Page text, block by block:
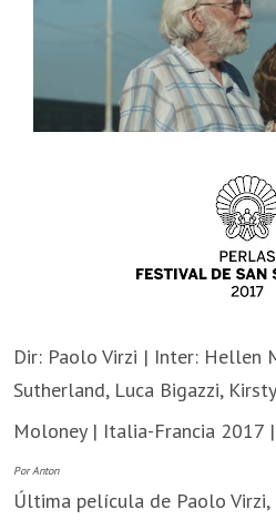
Dir: Paolo Virzi | Inter: Hellen
Sutherland, Luca Bigazzi,
Moloney | Italia-Francia 2017
Por Anton
Última película de Paolo